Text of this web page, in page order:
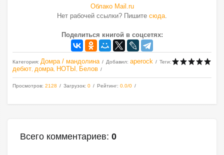
Облако Mail.ru
Нет рабочей ссылки? Пишите сюда.
Поделиться книгой в соцсетях:
Категория: Домра / мандолина Добавил: aperock Теги:
дебют домра НОТЫ Белов
Просмотров: 2128 Загрузок: 0 Рейтинг: 0.0/0
Всего комментариев: 0